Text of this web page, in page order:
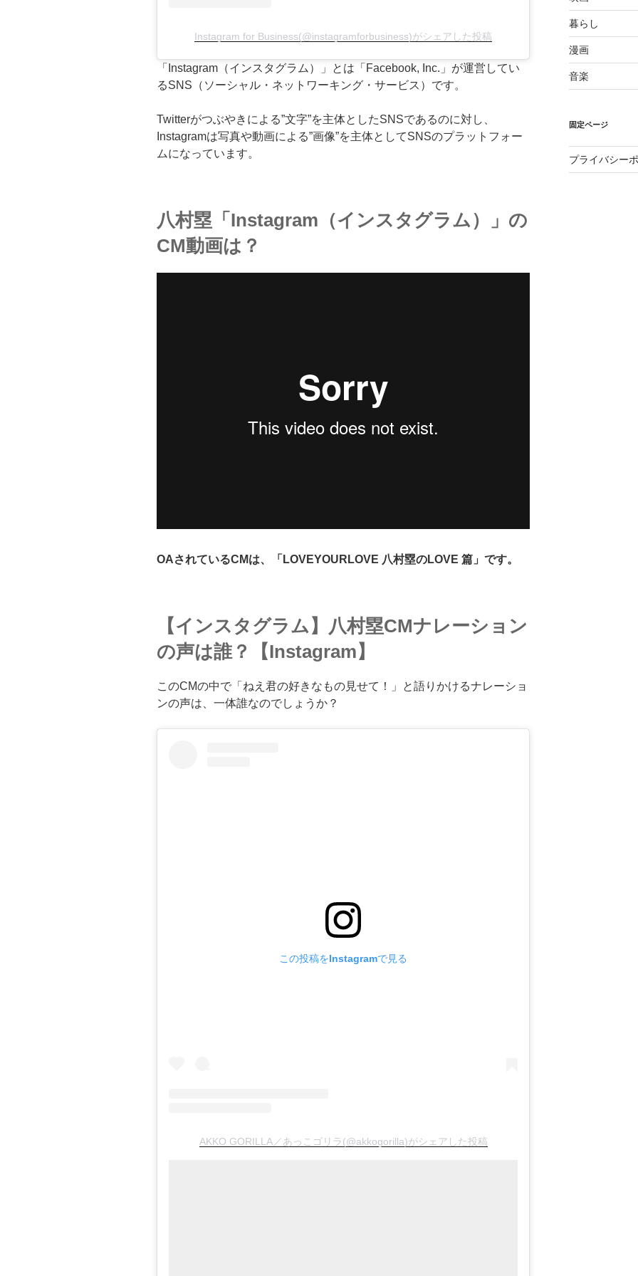
Instagram for Business(@instagramforbusiness)がシェアした投稿
「Instagram（インスタグラム）」とは「Facebook, Inc.」が運営してい
るSNS（ソーシャル・ネットワーキング・サービス）です。
Twitterがつぶやきによる”文字”を主体としたSNSであるのに対し、
Instagramは写真や動画による”画像”を主体としてSNSのプラットフォー
ムになっています。
八村塁「Instagram（インスタグラム）」の
CM動画は？
OAされているCMは、「LOVEYOURLOVE 八村塁のLOVE 篇」です。
【インスタグラム】八村塁CMナレーション
の声は誰？【Instagram】
このCMの中で「ねえ君の好きなもの見せて！」と語りかけるナレーショ
ンの声は、一体誰なのでしょうか？
この投稿をInstagramで見る
AKKO GORILLA／あっこゴリラ(@akkogorilla)がシェアした投稿
暮らし
漫画
音楽
固定ページ
プライバシー